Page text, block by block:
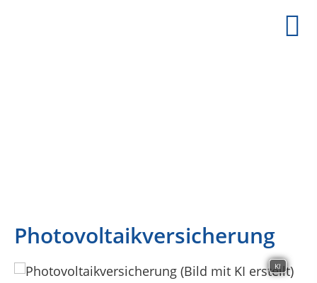
IHR VERSICHERUNGSMAKLER IN BERLIN
Photovoltaikversicherung
KI